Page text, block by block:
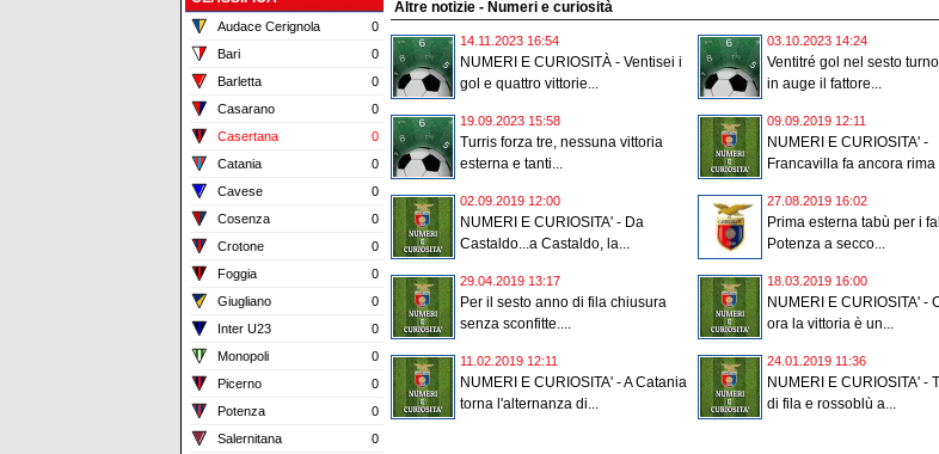
Audace Cerignola
0
Bari
0
Barletta
0
Casarano
0
Casertana
0
Catania
0
Cavese
0
Cosenza
0
Crotone
0
Foggia
0
Giugliano
0
Inter U23
0
Monopoli
0
Picerno
0
Potenza
0
Salernitana
0
Altre notizie - Numeri e curiosità
14.11.2023 16:54
NUMERI E CURIOSITÀ - Ventisei i
gol e quattro vittorie...
03.10.2023 14:24
Ventitré gol nel sesto
in auge il fattore...
19.09.2023 15:58
Turris forza tre, nessuna vittoria
esterna e tanti...
09.09.2019 12:11
NUMERI E CURIOSITA' -
Francavilla fa ancora rima
02.09.2019 12:00
NUMERI E CURIOSITA' - Da
Castaldo...a Castaldo, la...
27.08.2019 16:02
Prima esterna tabù per i
Potenza a secco...
29.04.2019 13:17
Per il sesto anno di fila chiusura
senza sconfitte....
18.03.2019 16:00
NUMERI E CURIOSITA' -
ora la vittoria è un...
11.02.2019 12:11
NUMERI E CURIOSITA' - A Catania
torna l'alternanza di...
24.01.2019 11:36
NUMERI E CURIOSITA' -
di fila e rossoblù a...